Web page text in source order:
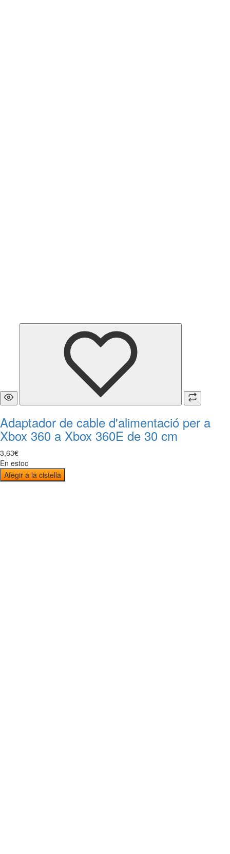
Adaptador de cable d'alimentació per a
Xbox 360 a Xbox 360E de 30 cm
3,63€
En estoc
Afegir a la cistella